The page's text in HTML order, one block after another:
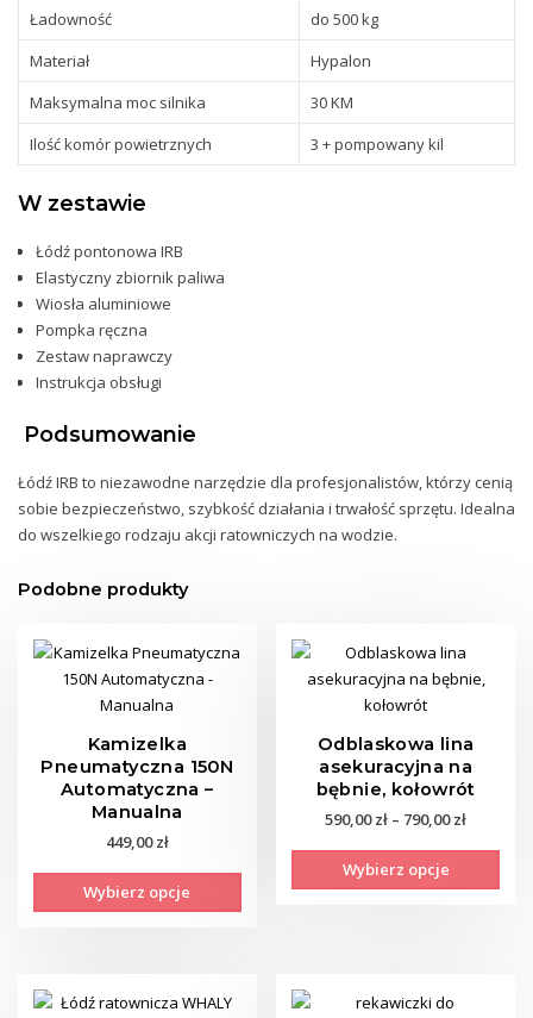
Ładowność
do 500 kg
Materiał
Hypalon
Maksymalna moc silnika
30 KM
Ilość komór powietrznych
3 + pompowany kil
W zestawie
Łódź pontonowa IRB
Elastyczny zbiornik paliwa
Wiosła aluminiowe
Pompka ręczna
Zestaw naprawczy
Instrukcja obsługi
Podsumowanie
Łódź IRB to niezawodne narzędzie dla profesjonalistów, którzy cenią
sobie bezpieczeństwo, szybkość działania i trwałość sprzętu. Idealna
do wszelkiego rodzaju akcji ratowniczych na wodzie.
Podobne produkty
Kamizelka
Pneumatyczna 150N
Automatyczna –
Manualna
449,00zł
Wybierz opcje
Ten
Odblaskowa lina
asekuracyjna na
bębnie, kołowrót
590,00zł – 790,00złZakres
590,00 zł
Wybierz opcje
Ten